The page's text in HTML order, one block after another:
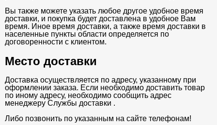
Вы также можете указать любое другое удобное время
доставки, и покупка будет доставлена в удобное Вам
время. Иное время доставки, а также время доставки в
населенные пункты области определяется по
договоренности с клиентом.
Место доставки
Доставка осуществляется по адресу, указанному при
оформлении заказа. Если необходимо доставить товар
по иному адресу, необходимо сообщить адрес
менеджеру Службы доставки .
Либо позвонить по указанным на сайте телефонам!